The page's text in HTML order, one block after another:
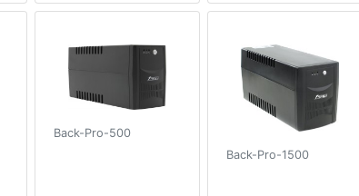
Back-Pro-500
Back-Pro-1500